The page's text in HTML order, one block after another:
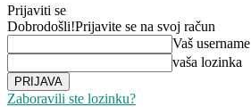
Prijaviti se
Dobrodošli!Prijavite se na svoj račun
Vaš username
vaša lozinka
Zaboravili ste lozinku?